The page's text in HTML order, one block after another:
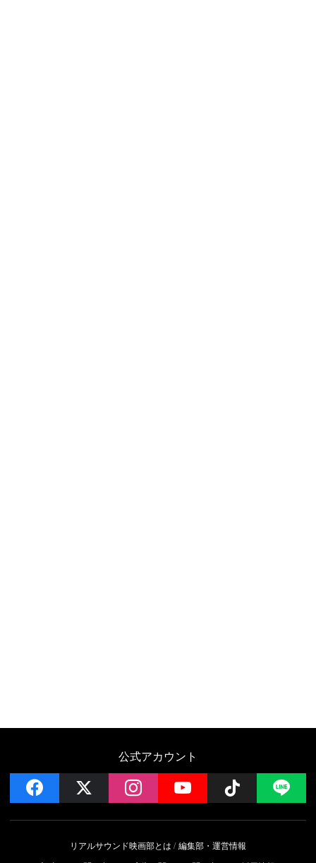
公式アカウント
facebook instagramYouTube Follow
リアルサウンド映画部とは
編集部・運営情報